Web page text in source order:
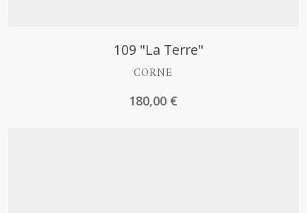
109 "La Terre"
CORNE
180,00 €